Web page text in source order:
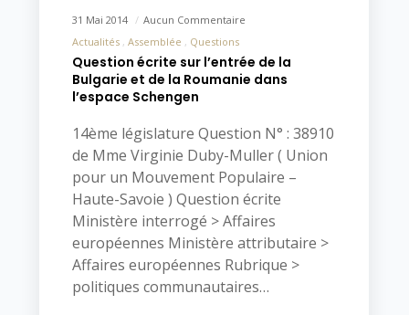
31 Mai 2014
Aucun Commentaire
Actualités
Assemblée Questions
Question écrite sur l’entrée de la
Bulgarie et de la Roumanie dans
l’espace Schengen
14ème législature Question N° : 38910
de Mme Virginie Duby-Muller ( Union
pour un Mouvement Populaire –
Haute-Savoie ) Question écrite
Ministère interrogé > Affaires
européennes Ministère attributaire >
Affaires européennes Rubrique >
politiques communautaires…